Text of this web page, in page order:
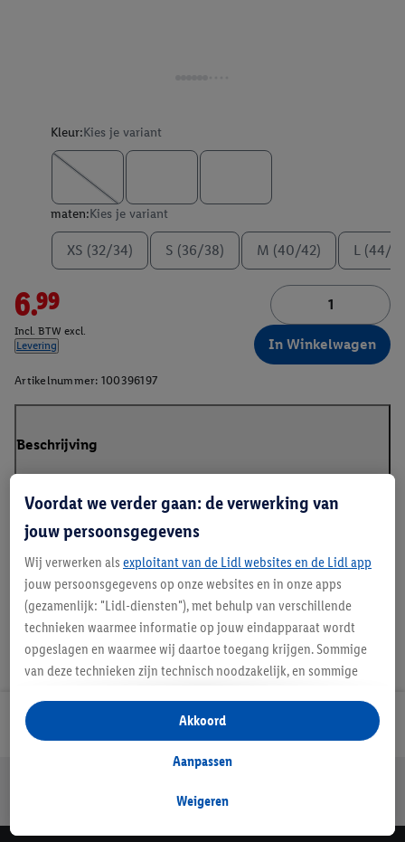
Kleur:Kies je variant
maten:Kies je variant
XS (32/34) S (36/38) M (40/42) L (44/
6.99
Incl. BTW excl.
Levering
In Winkelwagen
Artikelnummer: 100396197
Beschrijving
Kleur: bruin, olijf/wit, zwart
Kenmerk: getailleerd
Lidl Nieuwsbrief
Veilig winkelen
Voordat we verder gaan: de verwerking van
jouw persoonsgegevens
Wij verwerken als exploitant van de Lidl websites en de Lidl app
jouw persoonsgegevens op onze websites en in onze apps
(gezamenlijk: "Lidl-diensten"), met behulp van verschillende
technieken waarmee informatie op jouw eindapparaat wordt
opgeslagen en waarmee wij daartoe toegang krijgen. Sommige
van deze technieken zijn technisch noodzakelijk, en sommige
opslaan van voorkeursinstellingen, het verzamelen en
analyseren van statistieken of voor het tonen van
gepersonaliseerde reclame binnen en buiten de Lidl-diensten.
gegevens over jouw aankoopgedrag in de winkel ook voor de
Weigeren
Aanpassen
Akkoord